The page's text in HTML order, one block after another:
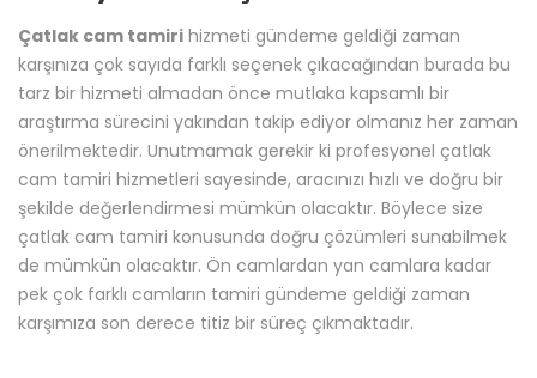
Kapsamlı Oto Cam Tamiri Hizmeti
Günümüz itibariyle kapsamlı oto cam tamiri hizmetinin
talebe uygun bir şekilde sunulduğunu rahatlıkla ifade
edebiliriz. Çatlak bir araba camınız varsa, bu sinir bozucu bir
deneyim olabilir. Bazı insanlar kendi araba camlarını tamir
edebileceklerini düşünse de, bunun için bir profesyonel
çağırmanız şiddetle tavsiye edilmektedir. Bir profesyonel
camı hızlı ve verimli bir şekilde onarabilecektir. Bu da
zamandan ve paradan tasarruf etmenizi sağlayacaktır.